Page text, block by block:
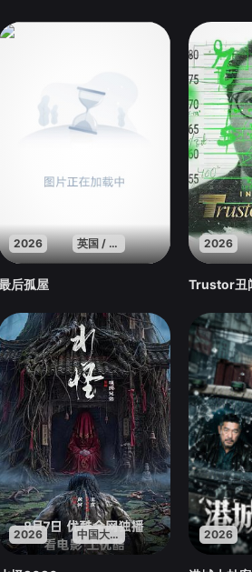
2026 英国 / 法国 / 美国
后孤屋
2026
2026 中国大陆 2026